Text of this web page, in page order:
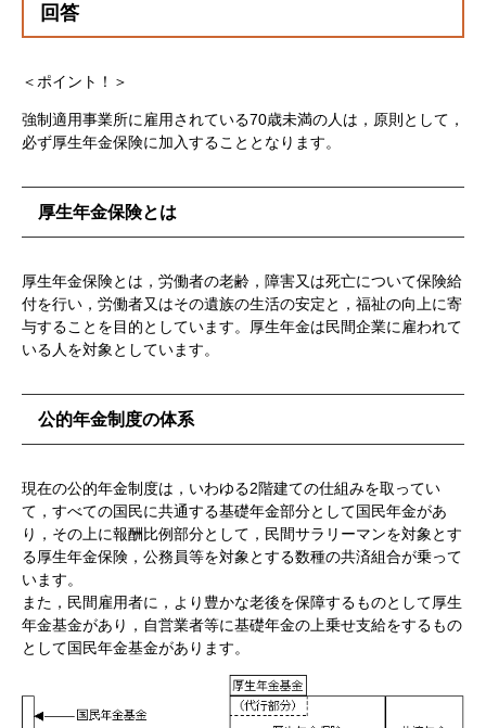
回答
＜ポイント！＞
強制適用事業所に雇用されている70歳未満の人は，原則として，
必ず厚生年金保険に加入することとなります。
厚生年金保険とは
厚生年金保険とは，労働者の老齢，障害又は死亡について保険給
付を行い，労働者又はその遺族の生活の安定と，福祉の向上に寄
与することを目的としています。厚生年金は民間企業に雇われて
いる人を対象としています。
公的年金制度の体系
現在の公的年金制度は，いわゆる2階建ての仕組みを取ってい
て，すべての国民に共通する基礎年金部分として国民年金があ
り，その上に報酬比例部分として，民間サラリーマンを対象とす
る厚生年金保険，公務員等を対象とする数種の共済組合が乗って
います。
また，民間雇用者に，より豊かな老後を保障するものとして厚生
年金基金があり，自営業者等に基礎年金の上乗せ支給をするもの
として国民年金基金があります。